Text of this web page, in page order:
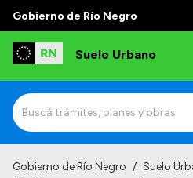
Gobierno de Río Negro
Suelo Urbano
Gobierno de Río Negro / Suelo